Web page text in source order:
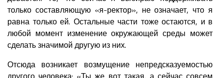
только составляющую «я-ректор», не означает, что я
равна только ей. Остальные части тоже остаются, и в
любой момент изменение окружающей среды может
сделать значимой другую из них.
Отсюда возникает возмущение непредсказуемостью